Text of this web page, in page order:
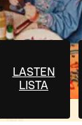
LASTEN
LISTA